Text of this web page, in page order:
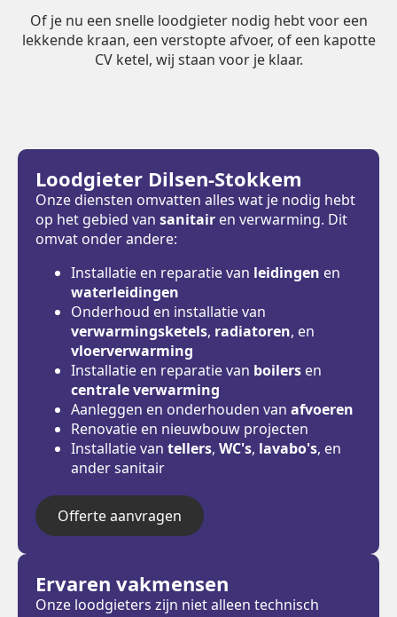
Of je nu een snelle loodgieter nodig hebt voor een
lekkende kraan, een verstopte afvoer, of een kapotte
CV ketel, wij staan voor je klaar.
Loodgieter Dilsen-Stokkem
Onze diensten omvatten alles wat je nodig hebt
op het gebied van sanitair en verwarming. Dit
omvat onder andere:
Installatie en reparatie van leidingen en
waterleidingen
Onderhoud en installatie van
verwarmingsketels, radiatoren, en
vloerverwarming
Installatie en reparatie van boilers en
centrale verwarming
Aanleggen en onderhouden van afvoeren
Renovatie en nieuwbouw projecten
Installatie van tellers, WC's, lavabo's, en
ander sanitair
Offerte aanvragen
Ervaren vakmensen
Onze loodgieters zijn niet alleen technisch